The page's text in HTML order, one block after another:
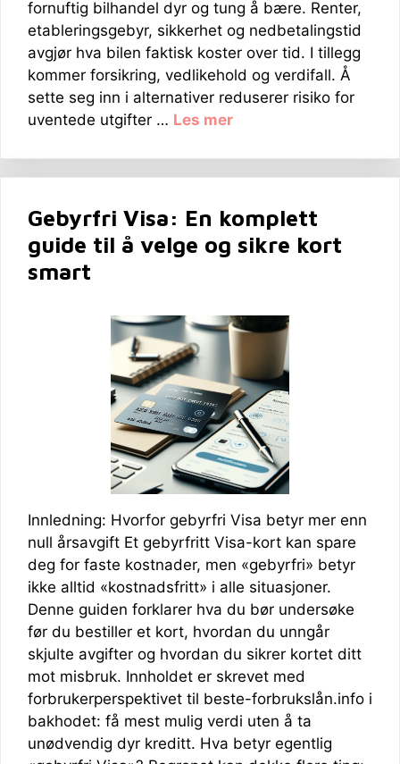
fornuftig bilhandel dyr og tung å bære. Renter,
etableringsgebyr, sikkerhet og nedbetalingstid
avgjør hva bilen faktisk koster over tid. I tillegg
kommer forsikring, vedlikehold og verdifall. Å
sette seg inn i alternativer reduserer risiko for
uventede utgifter … Les mer
Gebyrfri Visa: En komplett
guide til å velge og sikre kort
smart
Innledning: Hvorfor gebyrfri Visa betyr mer enn
null årsavgift Et gebyrfritt Visa-kort kan spare
deg for faste kostnader, men «gebyrfri» betyr
ikke alltid «kostnadsfritt» i alle situasjoner.
Denne guiden forklarer hva du bør undersøke
før du bestiller et kort, hvordan du unngår
skjulte avgifter og hvordan du sikrer kortet ditt
mot misbruk. Innholdet er skrevet med
forbrukerperspektivet til beste-forbrukslån.info i
bakhodet: få mest mulig verdi uten å ta
unødvendig dyr kreditt. Hva betyr egentlig